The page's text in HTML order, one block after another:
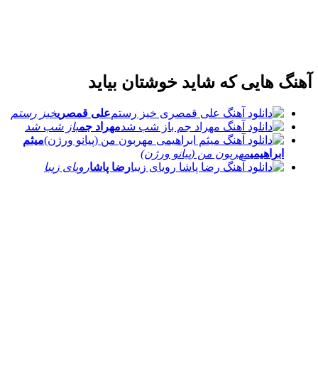
آهنگ هایی که شاید خوشتان بیاید
علی قمصریخیز رستم
مهراد جمباز شب شد
میثم
ابراهیمیمهربون من (پیانو ورژن)
رضا پاشارویای زیبا